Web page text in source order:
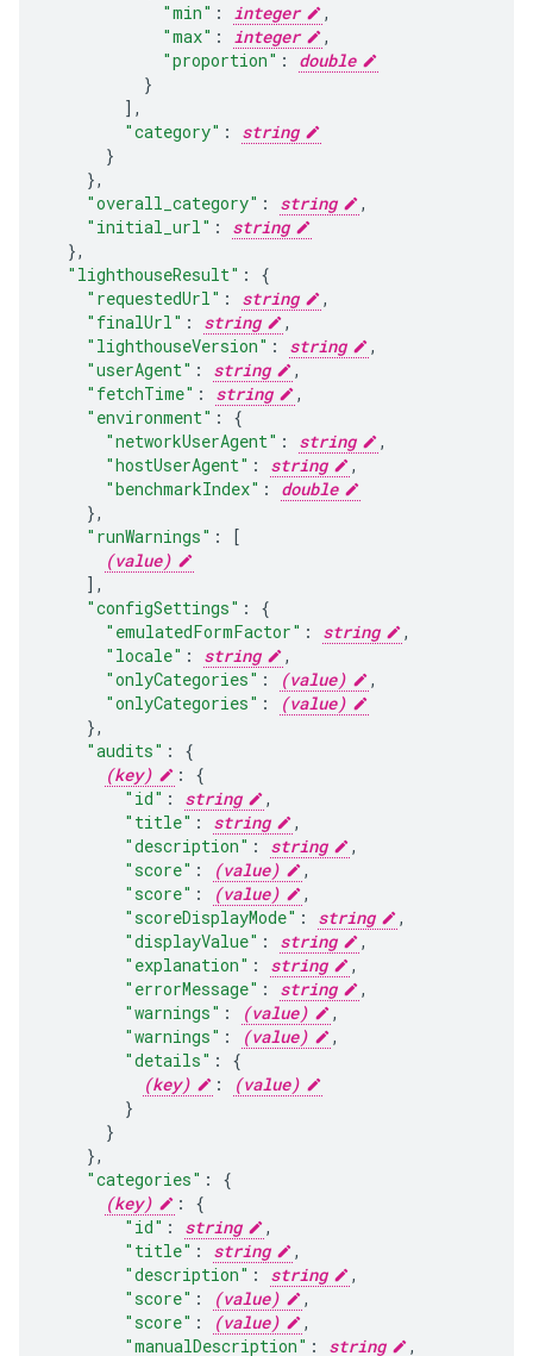
"min" : integer
,
"max" : integer
,
"proportion" :
double
],
"category" :
string
},
"overall_category" : string
,
"initial_url" :
string
},
"lighthouseResult" :
"requestedUrl" : string
,
"finalUrl" : string
,
"lighthouseVersion" : string
,
"userAgent" : string
,
"fetchTime" : string
,
"environment" :
"networkUserAgent" : string
,
"hostUserAgent" : string
,
"benchmarkIndex" :
double
},
"runWarnings" :
[
(value)
],
"configSettings" :
"emulatedFormFactor" : string
,
"locale" : string
,
"onlyCategories" : (value)
"onlyCategories" :
(value)
},
"audits" :
(key)
:
"id" : string
,
"title" : string
,
"description" : string
,
"score" : (value)
"score" : (value)
"scoreDisplayMode" : string
,
"displayValue" : string
,
"explanation" : string
,
"errorMessage" : string
,
"warnings" : (value)
"warnings" : (value)
"details" :
(key)
:
(value)
},
"categories" :
(key)
:
"id" : string
,
"title" : string
,
"description" : string
,
"score" : (value)
"score" : (value)
"manualDescription" : string ,